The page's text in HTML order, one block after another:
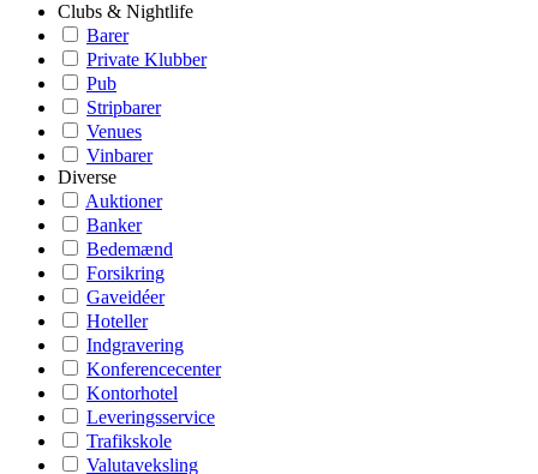
Clubs & Nightlife
Barer
Private Klubber
Pub
Stripbarer
Venues
Vinbarer
Diverse
Auktioner
Banker
Bedemænd
Forsikring
Gaveidéer
Hoteller
Indgravering
Konferencecenter
Kontorhotel
Leveringsservice
Trafikskole
Valutaveksling